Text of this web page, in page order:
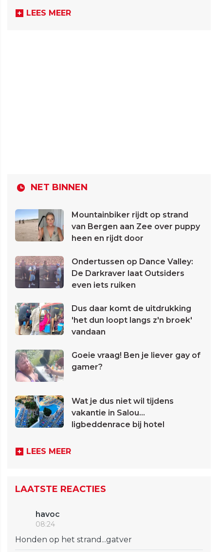
LEES MEER
NET BINNEN
Mountainbiker rijdt op strand
van Bergen aan Zee over puppy
heen en rijdt door
Ondertussen op Dance Valley:
De Darkraver laat Outsiders
even iets ruiken
Dus daar komt de uitdrukking
'het dun loopt langs z'n broek'
vandaan
Goeie vraag! Ben je liever gay of
gamer?
Wat je dus niet wil tijdens
vakantie in Salou...
ligbeddenrace bij hotel
LEES MEER
LAATSTE REACTIES
havoc
08:24
Honden op het strand...gatver